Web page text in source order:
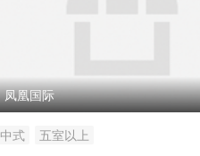
凤凰国际
中式 五室以上